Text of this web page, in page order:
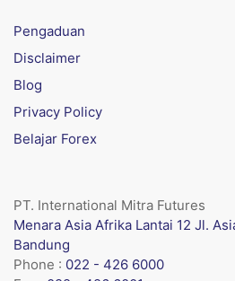
Pengaduan
Disclaimer
Blog
Privacy Policy
Belajar Forex
PT. International Mitra Futures
Menara Asia Afrika Lantai 12 Jl.
Bandung
Phone : 022 - 426 6000